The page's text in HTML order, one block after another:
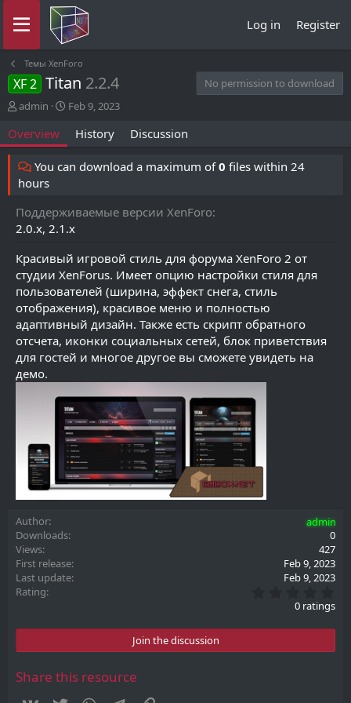
Log in Register
Темы XenForo
XF 2 Titan 2.2.4
No permission to download
A
t
h
o
r
admin
C
t
d
a
e
Feb 9, 2023
Overview History Discussion
You can download a maximum of0 files within 24
hours
Поддерживаемые версии XenForo
2.0.x 2.1.x
Красивый игровой стиль для форума XenForo 2 от
студии XenForus. Имеет опцию настройки стиля для
пользователей (ширина, эффект снега, стиль
отображения), красивое меню и полностью
адаптивный дизайн. Также есть скрипт обратного
отсчета, иконки социальных сетей, блок приветствия
для гостей и многое другое вы сможете увидеть на
демо.
Author
admin
Downloads
0
Views
427
First release
Feb 9, 2023
Last update
Feb 9, 2023
Rating
.
0
t
0 ratings
Join the discussion
Share this resource